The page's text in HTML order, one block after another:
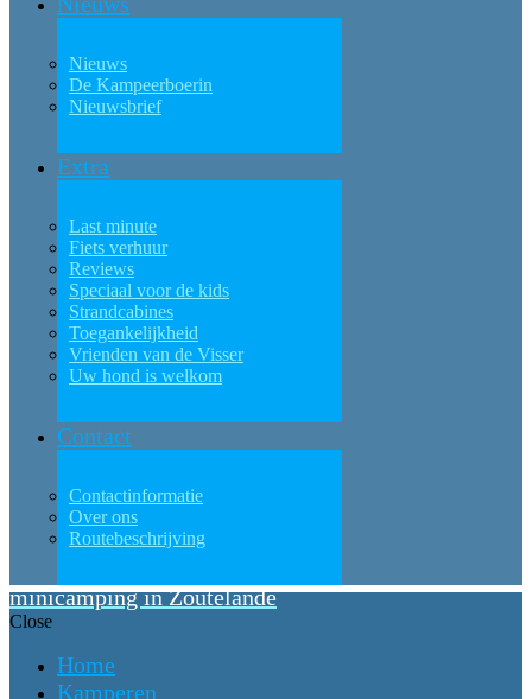
Nieuws
De Kampeerboerin
Nieuwsbrief
Extra
Last minute
Fiets verhuur
Reviews
Speciaal voor de kids
Strandcabines
Toegankelijkheid
Vrienden van de Visser
Uw hond is welkom
Contact
Contactinformatie
Over ons
Routebeschrijving
minicamping in Zoutelande
Close
Home
Kamperen